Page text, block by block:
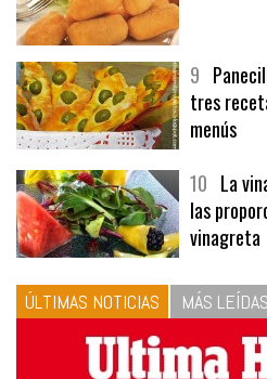
9
tres
menús
10 La
las
vinagreta
ÚLTIMAS NOTICIAS MÁS LEÍDAS